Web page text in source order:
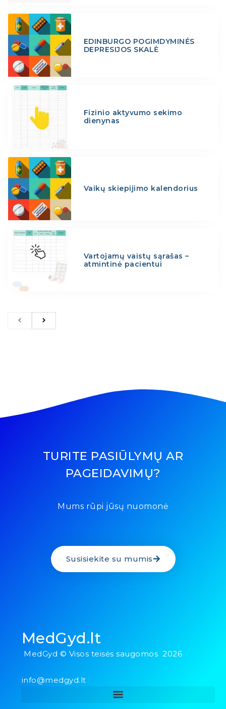
EDINBURGO POGIMDYMINĖS
DEPRESIJOS SKALĖ
Fizinio aktyvumo sekimo
dienynas
Vaikų skiepijimo kalendorius
Vartojamų vaistų sąrašas –
atmintinė pacientui
TURITE PASIŪLYMŲ AR
PAGEIDAVIMŲ?
Mums rūpi jūsų nuomonė
Susisiekite su mumis
MedGyd.lt
MedGyd © Visos teisės saugomos 2026
info@medgyd.lt